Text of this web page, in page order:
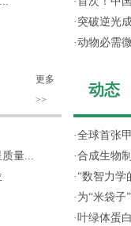
更多
>>
量...
· 突破逆光
·动物必需
动态
·全球首张
·合成生物
·“数智力学
· 为“米袋子
·叶绿体蛋